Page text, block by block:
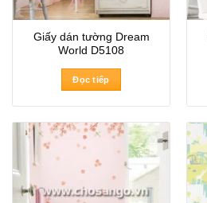
Giấy dán tường Dream
World D5108
Đọc tiếp